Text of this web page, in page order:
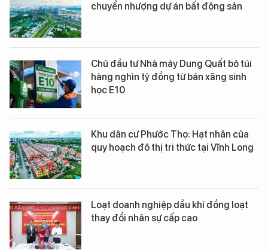
chuyển nhượng dự án bất động sản
Chủ đầu tư Nhà máy Dung Quất bỏ túi
hàng nghìn tỷ đồng từ bán xăng sinh
học E10
Khu dân cư Phước Thọ: Hạt nhân của
quy hoạch đô thị tri thức tại Vĩnh Long
Loạt doanh nghiệp dầu khí đồng loạt
thay đổi nhân sự cấp cao